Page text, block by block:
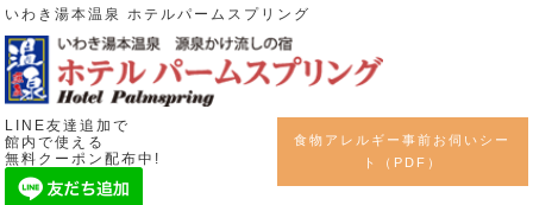
いわき湯本温泉 ホテルパームスプリング
LINE友達追加で
館内で使える
無料クーポン配布中!
食物アレルギー事前お伺いシー
ト（PDF）